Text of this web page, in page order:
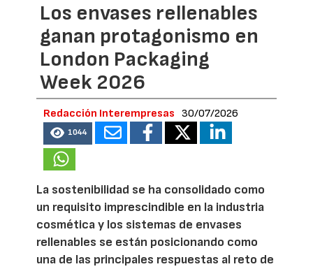
Los envases rellenables
ganan protagonismo en
London Packaging
Week 2026
Redacción Interempresas 30/07/2026
1044
La sostenibilidad se ha consolidado como
un requisito imprescindible en la industria
cosmética y los sistemas de envases
rellenables se están posicionando como
una de las principales respuestas al reto de